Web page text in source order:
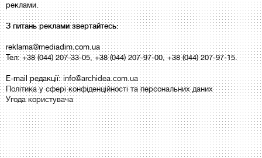
реклами.
З питань реклами звертайтесь:
reklama@mediadim.com.ua
Тел: +38 (044) 207-33-05, +38 (044) 207-97-00, +38 (044) 207-97-15.
E-mail редакції:info@archidea.com.ua
Політика у сфері конфіденційності та персональних даних
Угода користувача